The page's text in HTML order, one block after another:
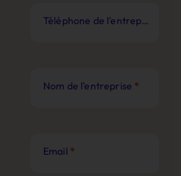
Téléphone de l'entreprise
Nom de l'entreprise *
Email *